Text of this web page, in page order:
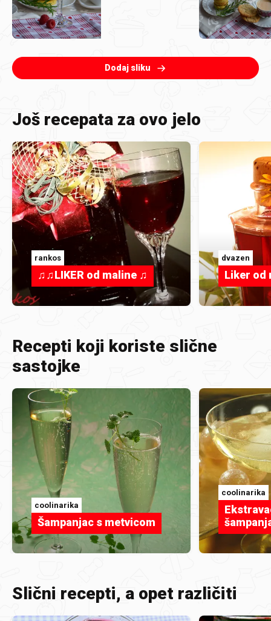
Dodaj sliku
Još recepata za ovo jelo
rankos
♫♫LIKER od maline ♫
dvazen
Liker od
Recepti koji koriste slične
sastojke
coolinarika
Šampanjac s metvicom
coolinarika
Slični recepti, a opet različiti